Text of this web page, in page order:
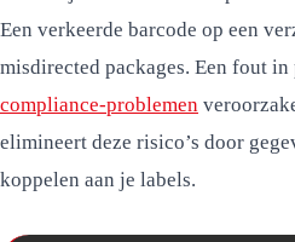
Een verkeerde barcode op een
misdirected packages. Een fout
compliance-problemen
elimineert deze risico’s door
koppelen aan je labels.